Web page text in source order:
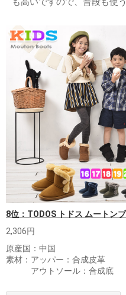
8位：TODOS トドス ムートン
2,306円
原産国：中国
素材：アッパー：合成皮革
アウトソール：合成底